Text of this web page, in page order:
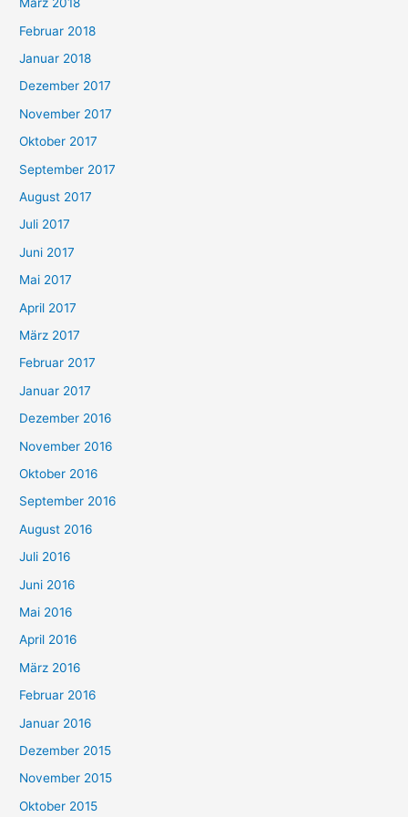
Februar 2018
Januar 2018
Dezember 2017
November 2017
Oktober 2017
September 2017
August 2017
Juli 2017
Juni 2017
Mai 2017
April 2017
März 2017
Februar 2017
Januar 2017
Dezember 2016
November 2016
Oktober 2016
September 2016
August 2016
Juli 2016
Juni 2016
Mai 2016
April 2016
März 2016
Februar 2016
Januar 2016
Dezember 2015
November 2015
Oktober 2015